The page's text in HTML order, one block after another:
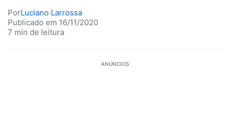
PorLuciano Larrossa
Publicado em 16/11/2020
7 min de leitura
ANÚNCIOS